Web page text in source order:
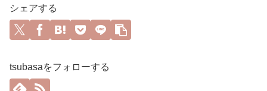
シェアする
tsubasaをフォローする